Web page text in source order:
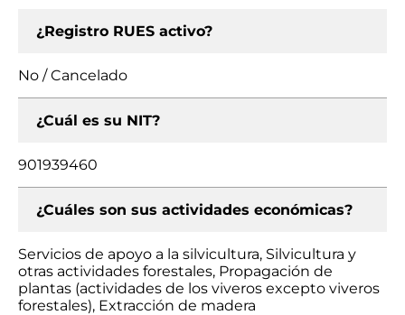
¿Registro RUES activo?
No / Cancelado
¿Cuál es su NIT?
901939460
¿Cuáles son sus actividades económicas?
Servicios de apoyo a la silvicultura, Silvicultura y
otras actividades forestales, Propagación de
plantas (actividades de los viveros excepto viveros
forestales), Extracción de madera